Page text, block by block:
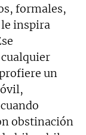
formales,
le inspira
un
obstinación